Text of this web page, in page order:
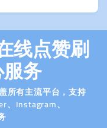
线点赞刷
务
所有主流平台，支持
、Instagram、